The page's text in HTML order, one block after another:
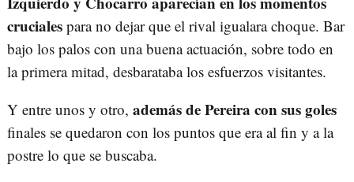
cruciales para no dejar que el rival igualara choque. Bar
bajo los palos con una buena actuación, sobre todo en
la primera mitad, desbarataba los esfuerzos visitantes.
Y entre unos y otro, además de Pereira con sus goles
finales se quedaron con los puntos que era al fin y a la
postre lo que se buscaba.